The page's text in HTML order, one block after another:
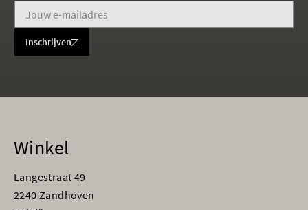
Inschrijven
Winkel
Langestraat 49
2240 Zandhoven